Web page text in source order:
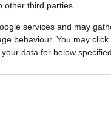
other third parties.
services and may
behaviour. You may
data for below